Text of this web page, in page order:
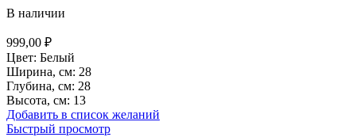
В наличии
999,00 ₽
Цвет: Белый
Ширина, см: 28
Глубина, см: 28
Высота, см: 13
Добавить в список желаний
Быстрый просмотр